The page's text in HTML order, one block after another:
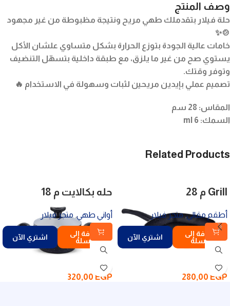
وصف المنتج
حلة فيلار بتقدملك طهي مريح ونتيجة مظبوطة من غير مجهود
🍲✨
خامات عالية الجودة بتوزع الحرارة بشكل متساوي علشان الأكل
يستوي صح من غير ما يلزق، مع طبقة داخلية بتسهّل التنضيف
وتوفر وقتك.
تصميم عملي بإيدين مريحين لثبات وسهولة في الاستخدام 🔥
المقاس: 28 سم
السمك: 6 ml
Related Products
Grill م 28
أطقم مقالي,متجر فيلار
إضافة إلى
السلة
اشتري الآن
280,00 EGP
حله بكالايت م 18
أواني طهي متجر فيلار
إضافة إلى
السلة
اشتري الآن
320,00 EGP